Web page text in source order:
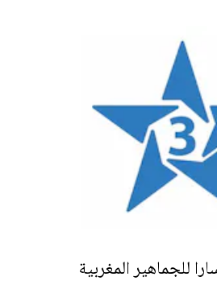
للجماهير المغربية